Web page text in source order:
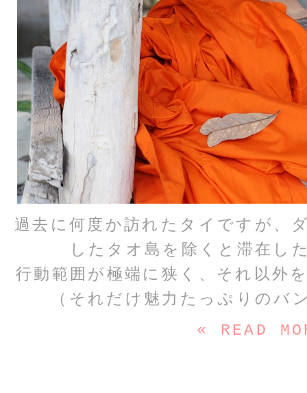
過去に何度か訪れたタイですが、
したタオ島を除くと滞在し
行動範囲が極端に狭く、それ以外
（それだけ魅力たっぷりのバ
« READ